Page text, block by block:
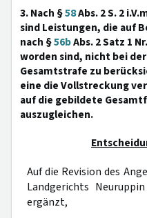
3. Nach §58Abs. 2 S. 2
sind Leistungen, die auf
nach §56bAbs. 2 Satz 1
worden sind, nicht bei
Gesamtstrafe zu
eine die Vollstreckung
auf die gebildete
auszugleichen.
Auf die Revision des
Landgerichts
ergänzt,